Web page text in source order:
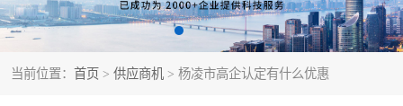
当前位置： 首页 > 供应商机 > 杨凌市高企认定有什么优惠